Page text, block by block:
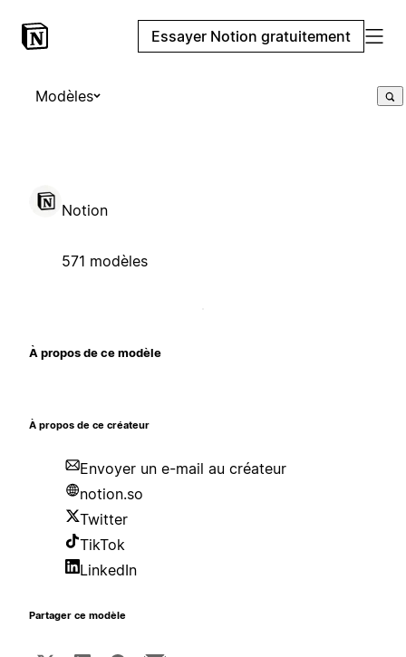
Essayer Notion gratuitement
Modèles
Notion
571 modèles
À propos de ce modèle
À propos de ce créateur
Envoyer un e-mail au créateur
notion.so
Twitter
TikTok
LinkedIn
Partager ce modèle